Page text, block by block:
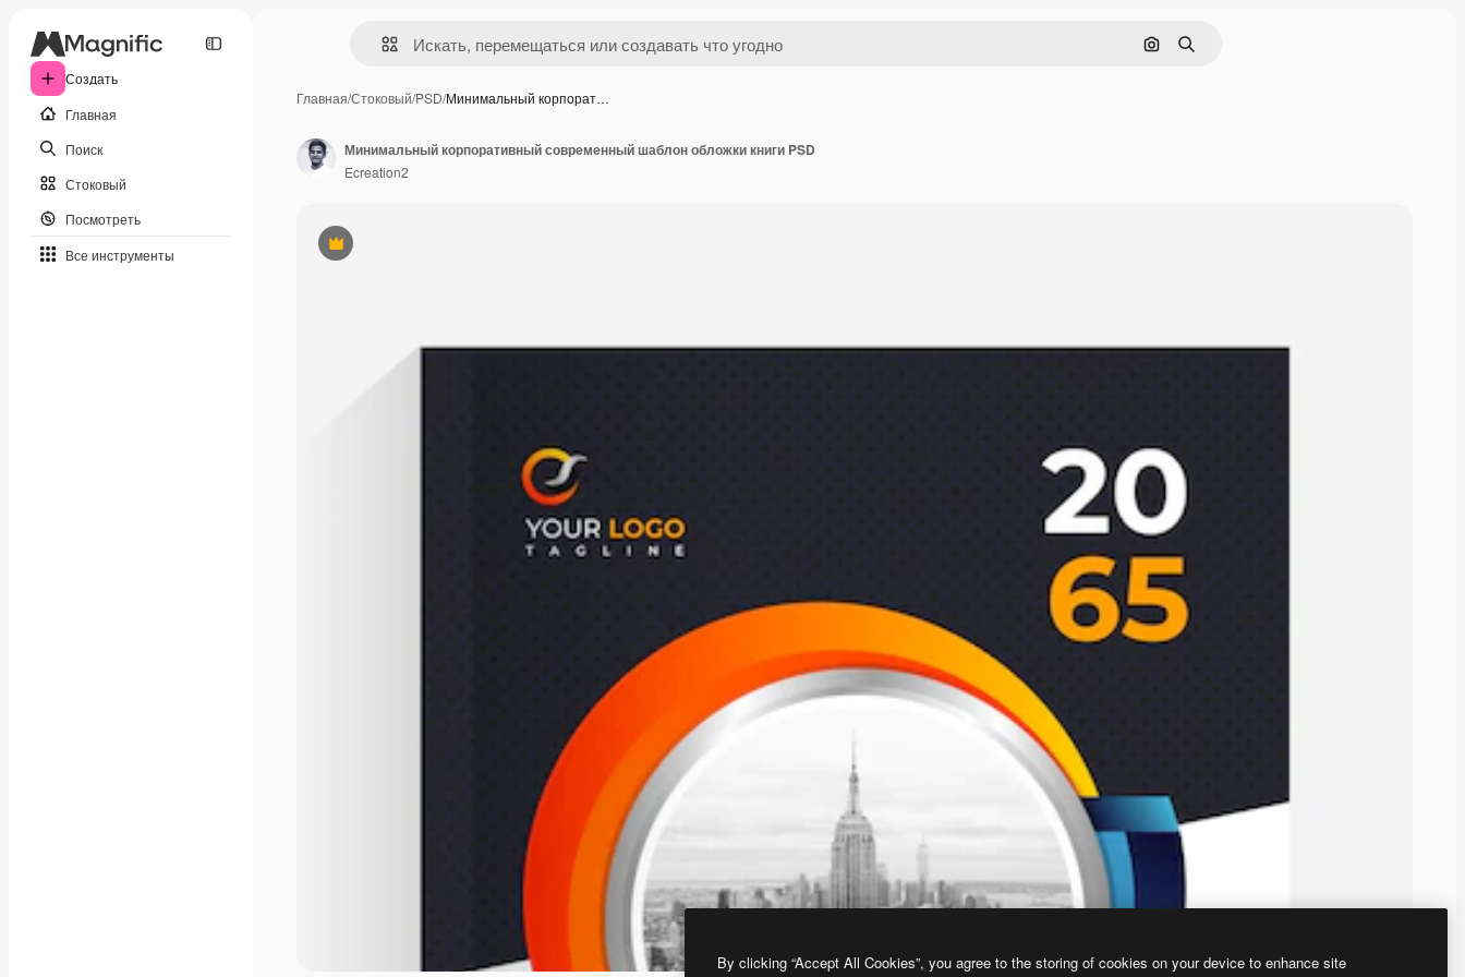
Создать
Главная
Поиск
Стоковый
Посмотреть
Все инструменты
Поиск по изображению
Поиск
Главная/Стоковый/PSD/Минимальный корпорат…
Премиум
Минимальный корпоративный современный шаблон обложки книги PSD
Ecreation2
By clicking “Accept All Cookies”, you agree to the storing of cookies on your device to enhance site